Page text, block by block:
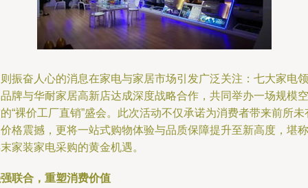
振奋人心的消息在家电与家居市场引发广泛关注：七大家电领
牌与华耐家居高新店达成深度战略合作，共同举办一场规模空
“裸价工厂直销”盛会。此次活动不仅承诺为消费者带来前所未
格震撼，更将一站式购物体验与品质保障提升至新高度，堪称
家装家电采购的黄金机遇。
联合，重塑消费价值